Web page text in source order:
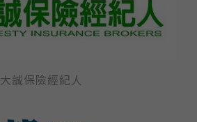
大誠保險經紀人